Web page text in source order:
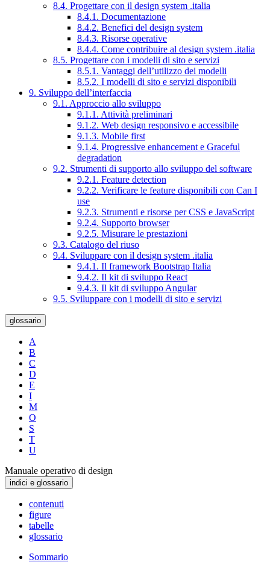
8.4. Progettare con il design system .italia
8.4.1. Documentazione
8.4.2. Benefici del design system
8.4.3. Risorse operative
8.4.4. Come contribuire al design system .italia
8.5. Progettare con i modelli di sito e servizi
8.5.1. Vantaggi dell’utilizzo dei modelli
8.5.2. I modelli di sito e servizi disponibili
9. Sviluppo dell’interfaccia
9.1. Approccio allo sviluppo
9.1.1. Attività preliminari
9.1.2. Web design responsivo e accessibile
9.1.3. Mobile first
9.1.4. Progressive enhancement e Graceful
degradation
9.2. Strumenti di supporto allo sviluppo del software
9.2.1. Feature detection
9.2.2. Verificare le feature disponibili con Can I
use
9.2.3. Strumenti e risorse per CSS e JavaScript
9.2.4. Supporto browser
9.2.5. Misurare le prestazioni
9.3. Catalogo del riuso
9.4. Sviluppare con il design system .italia
9.4.1. Il framework Bootstrap Italia
9.4.2. Il kit di sviluppo React
9.4.3. Il kit di sviluppo Angular
9.5. Sviluppare con i modelli di sito e servizi
glossario
A
B
C
D
E
I
M
O
S
T
U
Manuale operativo di design
indici e glossario
contenuti
figure
tabelle
glossario
Sommario